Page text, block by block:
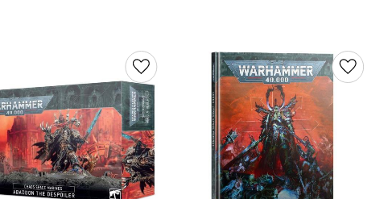
Lägg till i favoriter Lägg